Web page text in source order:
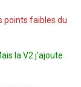
points faibles du
la V2 j'ajoute